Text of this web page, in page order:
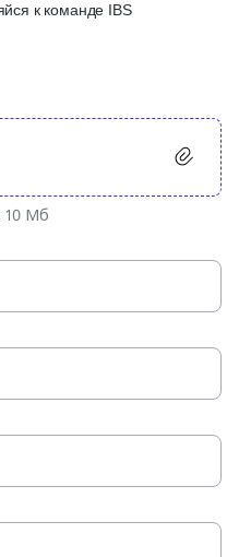
к команде IBS
10 Мб